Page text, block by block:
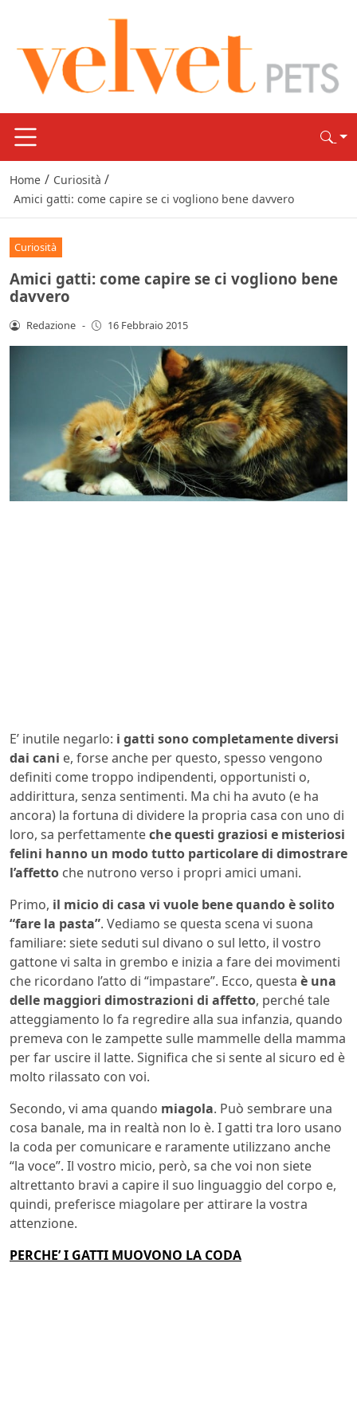
Home / Curiosità /
Amici gatti: come capire se ci vogliono bene davvero
Curiosità
Amici gatti: come capire se ci vogliono bene
davvero
Redazione - 16 Febbraio 2015
E’ inutile negarlo: i gatti sono completamente diversi
dai cani e, forse anche per questo, spesso vengono
definiti come troppo indipendenti, opportunisti o,
addirittura, senza sentimenti. Ma chi ha avuto (e ha
ancora) la fortuna di dividere la propria casa con uno di
loro, sa perfettamenteche questi graziosi e misteriosi
felini hanno un modo tutto particolare di dimostrare
l’affetto che nutrono verso i propri amici umani.
Primo, il micio di casa vi vuole bene quando è solito
“fare la pasta”. Vediamo se questa scena vi suona
familiare: siete seduti sul divano o sul letto, il vostro
gattone vi salta in grembo e inizia a fare dei movimenti
che ricordano l’atto di “impastare”. Ecco, questa è una
delle maggiori dimostrazioni di affetto, perché tale
atteggiamento lo fa regredire alla sua infanzia, quando
premeva con le zampette sulle mammelle della mamma
per far uscire il latte. Significa che si sente al sicuro ed è
molto rilassato con voi.
Secondo, vi ama quando miagola. Può sembrare una
cosa banale, ma in realtà non lo è. I gatti tra loro usano
la coda per comunicare e raramente utilizzano anche
“la voce”. Il vostro micio, però, sa che voi non siete
altrettanto bravi a capire il suo linguaggio del corpo e,
quindi, preferisce miagolare per attirare la vostra
attenzione.
PERCHE’ I GATTI MUOVONO LA CODA